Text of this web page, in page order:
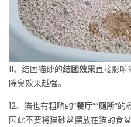
11、结团猫砂的结团效果直接影响
除臭效果越强。
12、猫也有粗略的“餐厅”“厕所”的
因此不要将猫砂盆摆放在猫的食